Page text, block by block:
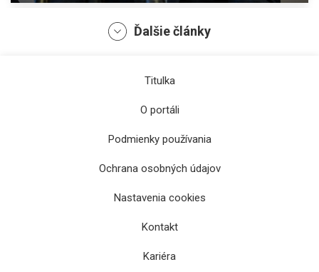
Rezort vnútra obnoví oddelenie Policajného
zboru v Michalovciach
Ďalšie články
Titulka
O portáli
Podmienky používania
Ochrana osobných údajov
Nastavenia cookies
Kontakt
Kariéra